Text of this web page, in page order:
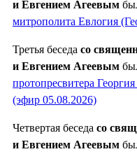
и Евгением Агеевым
митрополита Евлогия
Третья беседа со
и Евгением Агеевым
протопресвитера
(эфир 05.08.2026)
Четвертая беседа со
и Евгением Агеевым